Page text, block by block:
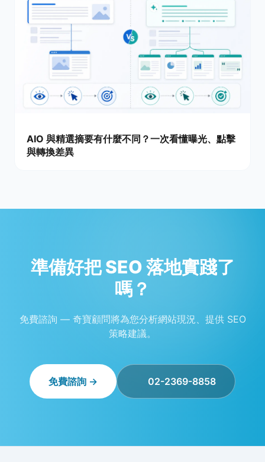
AIO 與精選摘要有什麼不同？一次看懂曝光、點擊
與轉換差異
準備好把 SEO 落地實踐了
嗎？
免費諮詢 — 奇寶顧問將為您分析網站現況、提供 SEO
策略建議。
免費諮詢 → 02-2369-8858